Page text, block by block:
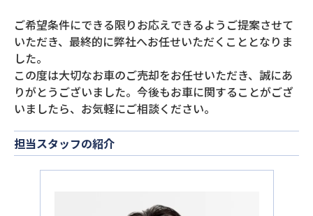
ご希望条件にできる限りお応えできるようご提案させて
いただき、最終的に弊社へお任せいただくこととなりま
した。
この度は大切なお車のご売却をお任せいただき、誠にあ
りがとうございました。今後もお車に関することがござ
いましたら、お気軽にご相談ください。
担当スタッフの紹介